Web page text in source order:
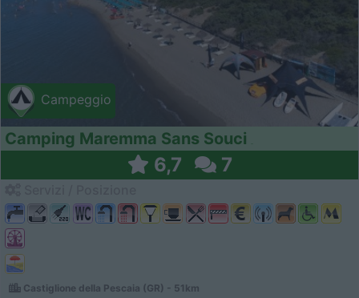
Campeggio
Camping Maremma Sans Souci
6,7 7
Castiglione della Pescaia (GR) - 51km